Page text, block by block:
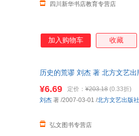
四川新华书店教育专营店
加入购物车 收藏
历史的荒谬 刘杰 著 北方文艺
¥6.69 定价： ¥203.18 (0.33折)
弘文图书专营店
刘杰 著 /2007-03-01 /北方文艺出版社